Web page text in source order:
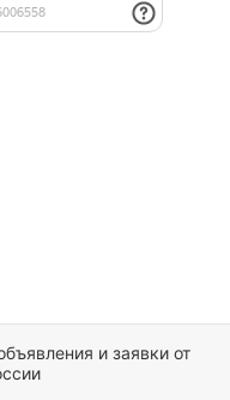
и заявки от